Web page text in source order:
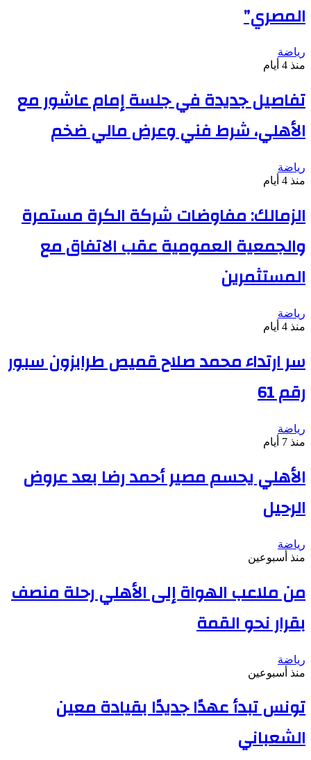
المصري”
رياضة
منذ 4 أيام
تفاصيل جديدة في جلسة إمام عاشور مع
الأهلي، شرط فني وعرض مالي ضخم
رياضة
منذ 4 أيام
الزمالك: مفاوضات شركة الكرة مستمرة
والجمعية العمومية عقب الاتفاق مع
المستثمرين
رياضة
منذ 4 أيام
سر ارتداء محمد صلاح قميص طرابزون سبور
رقم 61
رياضة
منذ 7 أيام
الأهلي يحسم مصير أحمد رضا بعد عروض
الرحيل
رياضة
منذ أسبوعين
من ملاعب الهواة إلى الأهلي رحلة منصف
بقرار نحو القمة
رياضة
منذ أسبوعين
تونس تبدأ عهدًا جديدًا بقيادة معين
الشعباني